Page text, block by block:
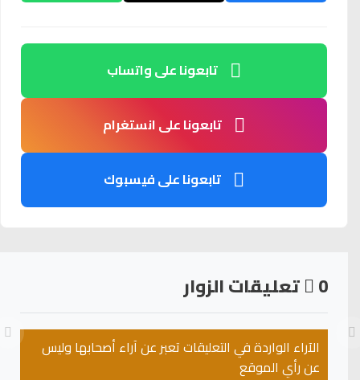
تابعونا على واتساب
تابعونا على انستغرام
تابعونا على فيسبوك
0 تعليقات الزوار
الآراء الواردة في التعليقات تعبر عن آراء أصحابها وليس
عن رأي الموقع